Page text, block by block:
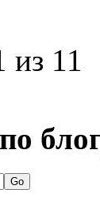
из 1 1